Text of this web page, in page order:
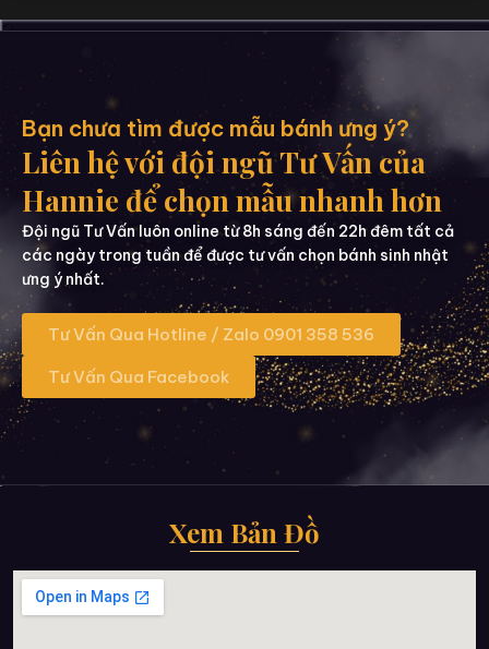
Bạn chưa tìm được mẫu bánh ưng ý?
Liên hệ với đội ngũ Tư Vấn của
Hannie để chọn mẫu nhanh hơn
Đội ngũ Tư Vấn luôn online từ 8h sáng đến 22h đêm tất cả
các ngày trong tuần để được tư vấn chọn bánh sinh nhật
ưng ý nhất.
Tư Vấn Qua Hotline / Zalo 0901 358 536
Tư Vấn Qua Facebook
Xem Bản Đồ